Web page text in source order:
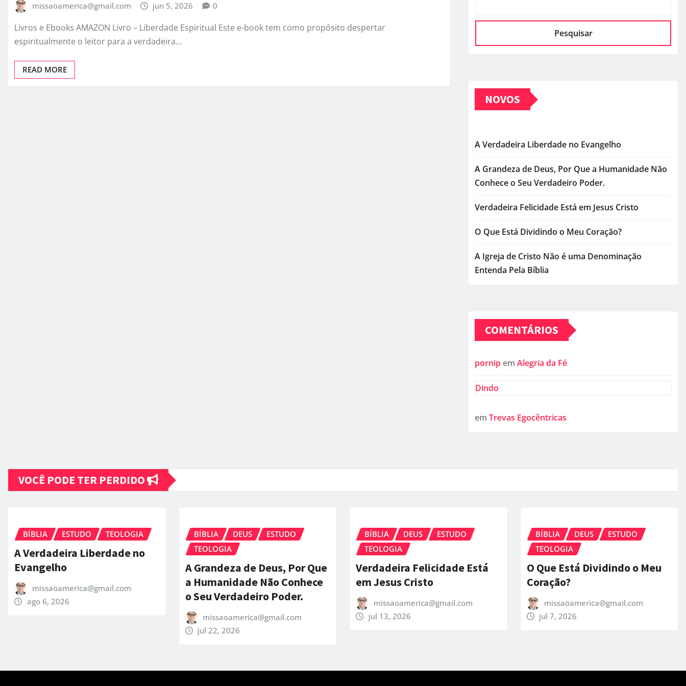
missaoamerica@gmail.com jun 5, 2026 0
Livros e Ebooks AMAZON Livro – Liberdade Espiritual Este e-book tem como propósito despertar
espiritualmente o leitor para a verdadeira…
READ MORE
Pesquisar
NOVOS
A Verdadeira Liberdade no Evangelho
A Grandeza de Deus, Por Que a Humanidade Não
Conhece o Seu Verdadeiro Poder.
Verdadeira Felicidade Está em Jesus Cristo
O Que Está Dividindo o Meu Coração?
A Igreja de Cristo Não é uma Denominação
Entenda Pela Bíblia
COMENTÁRIOS
pornip em Alegria da Fé
Dindo
em Trevas Egocêntricas
VOCÊ PODE TER PERDIDO
BÍBLIA ESTUDO TEOLOGIA
A Verdadeira Liberdade no
Evangelho
missaoamerica@gmail.com
ago 6, 2026
BÍBLIA DEUS
ESTUDO
TEOLOGIA
A Grandeza de Deus, Por Que
a Humanidade Não Conhece
o Seu Verdadeiro Poder.
missaoamerica@gmail.com
jul 22, 2026
BÍBLIA DEUS
ESTUDO
TEOLOGIA
Verdadeira Felicidade Está
em Jesus Cristo
missaoamerica@gmail.com
jul 13, 2026
BÍBLIA DEUS
ESTUDO
TEOLOGIA
O Que Está Dividindo o Meu
Coração?
missaoamerica@gmail.com
jul 7, 2026